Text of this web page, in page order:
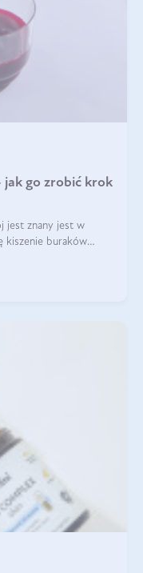
jak go zrobić krok
jest znany jest w
kiszenie buraków